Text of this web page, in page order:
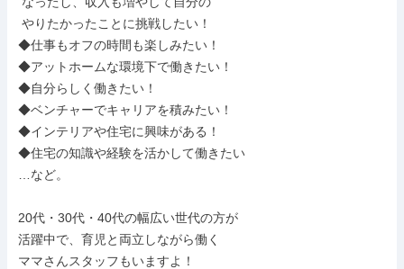
◆仕事もオフの時間も楽しみたい！
◆アットホームな環境下で働きたい！
◆自分らしく働きたい！
◆ベンチャーでキャリアを積みたい！
◆インテリアや住宅に興味がある！
◆住宅の知識や経験を活かして働きたい
…など。
20代・30代・40代の幅広い世代の方が
活躍中で、育児と両立しながら働く
ママさんスタッフもいますよ！